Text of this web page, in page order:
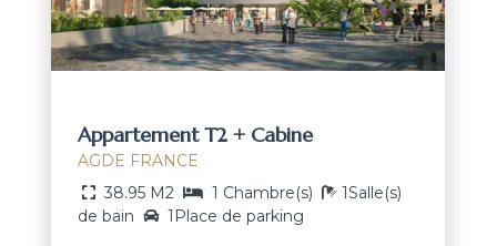
Appartement T2 + Cabine
AGDE FRANCE
38.95 M2
1 Chambre(s)
1Salle(s)
de bain
1Place de parking